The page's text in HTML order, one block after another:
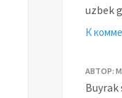
uzbek
К
АВТОР: